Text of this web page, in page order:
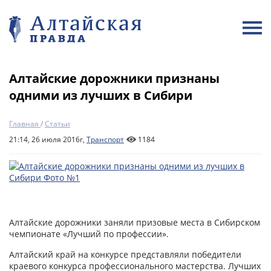
Алтайские дорожники признаны
одними из лучших в Сибири
Главная /Статьи
21:14, 26 июля 2016г, Транспорт 1184
Алтайские дорожники заняли призовые места в Сибирском
чемпионате «Лучший по профессии».
Алтайский край на конкурсе представляли победители
краевого конкурса профессионального мастерства. Лучших